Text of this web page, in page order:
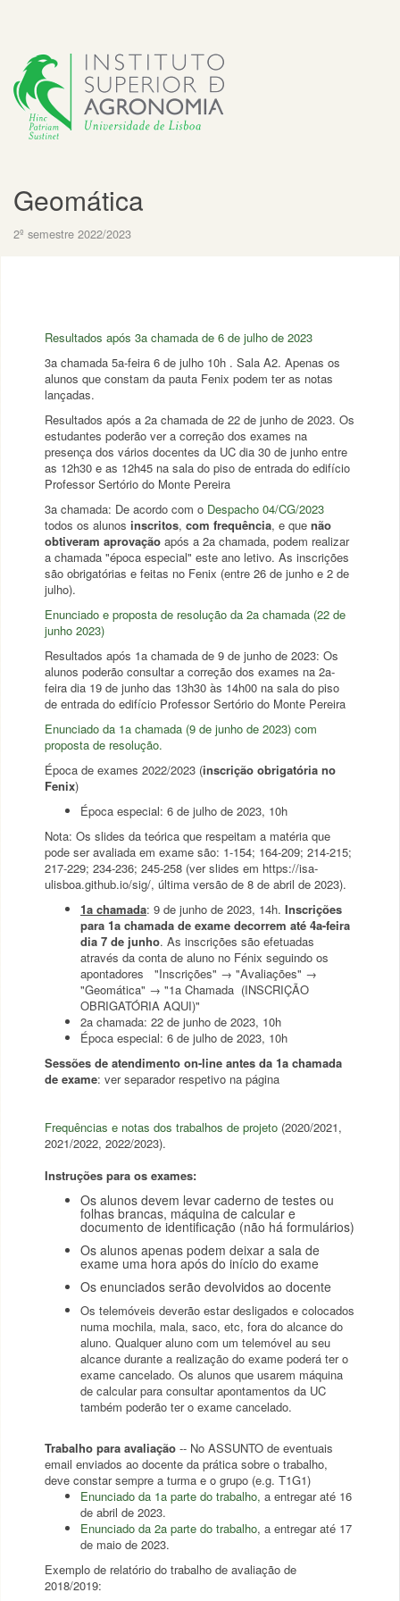
Geomática
2º semestre 2022/2023
Resultados após 3a chamada de 6 de julho de 2023
3a chamada 5a-feira 6 de julho 10h . Sala A2. Apenas os
alunos que constam da pauta Fenix podem ter as notas
lançadas.
Resultados após a 2a chamada de 22 de junho de 2023. Os
estudantes poderão ver a correção dos exames na
presença dos vários docentes da UC dia 30 de junho entre
as 12h30 e as 12h45 na sala do piso de entrada do edifício
Professor Sertório do Monte Pereira
3a chamada: De acordo com o Despacho 04/CG/2023
todos os alunos inscritos, com frequência, e que não
obtiveram aprovação após a 2a chamada, podem realizar
a chamada "época especial" este ano letivo. As inscrições
são obrigatórias e feitas no Fenix (entre 26 de junho e 2 de
julho).
Enunciado e proposta de resolução da 2a chamada (22 de
junho 2023)
Resultados após 1a chamada de 9 de junho de 2023: Os
alunos poderão consultar a correção dos exames na 2a-
feira dia 19 de junho das 13h30 às 14h00 na sala do piso
de entrada do edifício Professor Sertório do Monte Pereira
Enunciado da 1a chamada (9 de junho de 2023) com
proposta de resolução.
Época de exames 2022/2023 (inscrição obrigatória no
Fenix)
Época especial: 6 de julho de 2023, 10h
Nota: Os slides da teórica que respeitam a matéria que
pode ser avaliada em exame são: 1-154; 164-209; 214-215;
217-229; 234-236; 245-258 (ver slides em https://isa-
ulisboa.github.io/sig/, última versão de 8 de abril de 2023).
1a chamada: 9 de junho de 2023, 14h. Inscrições
para 1a chamada de exame decorrem até 4a-feira
dia 7 de junho. As inscrições são efetuadas
através da conta de aluno no Fénix seguindo os
apontadores "Inscrições" → "Avaliações" →
"Geomática" → "1a Chamada (INSCRIÇÃO
OBRIGATÓRIA AQUI)"
2a chamada: 22 de junho de 2023, 10h
Época especial: 6 de julho de 2023, 10h
Sessões de atendimento on-line antes da 1a chamada
de exame: ver separador respetivo na página
Frequências e notas dos trabalhos de projeto (2020/2021,
2021/2022, 2022/2023).
Instruções para os exames:
Os alunos devem levar caderno de testes ou
folhas brancas, máquina de calcular e
documento de identificação (não há formulários)
Os alunos apenas podem deixar a sala de
exame uma hora após do início do exame
Os enunciados serão devolvidos ao docente
Os telemóveis deverão estar desligados e colocados
numa mochila, mala, saco, etc, fora do alcance do
aluno. Qualquer aluno com um telemóvel au seu
alcance durante a realização do exame poderá ter o
exame cancelado. Os alunos que usarem máquina
de calcular para consultar apontamentos da UC
também poderão ter o exame cancelado.
Trabalho para avaliação -- No ASSUNTO de eventuais
email enviados ao docente da prática sobre o trabalho,
deve constar sempre a turma e o grupo (e.g. T1G1)
Enunciado da 1a parte do trabalho, a entregar até 16
de abril de 2023.
Enunciado da 2a parte do trabalho, a entregar até 17
de maio de 2023.
Exemplo de relatório do trabalho de avaliação de
2018/2019: